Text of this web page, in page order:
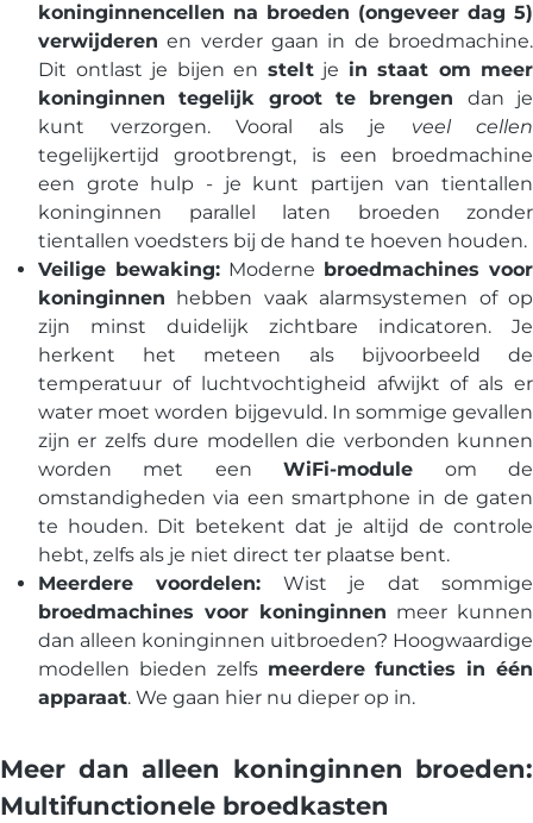
koninginnencellen na broeden (ongeveer dag 5)
verwijderen en verder gaan in de broedmachine.
Dit ontlast je bijen en steltje in staat om meer
koninginnen tegelijk groot te brengen dan je
kunt verzorgen. Vooral als je veel cellen
tegelijkertijd grootbrengt, is een broedmachine
een grote hulp - je kunt partijen van tientallen
koninginnen parallel laten broeden zonder
tientallen voedsters bij de hand te hoeven houden.
Veilige bewaking: Moderne broedmachines voor
koninginnen hebben vaak alarmsystemen of op
zijn minst duidelijk zichtbare indicatoren. Je
herkent het meteen als bijvoorbeeld de
temperatuur of luchtvochtigheid afwijkt of als er
water moet worden bijgevuld. In sommige gevallen
zijn er zelfs dure modellen die verbonden kunnen
worden met eenWiFi-module om de
omstandigheden via een smartphone in de gaten
te houden. Dit betekent dat je altijd de controle
hebt, zelfs als je niet direct ter plaatse bent.
Meerdere voordelen: Wist je dat sommige
broedmachines voor koninginnen meer kunnen
dan alleen koninginnen uitbroeden? Hoogwaardige
modellen bieden zelfs meerdere functies in één
apparaat. We gaan hier nu dieper op in.
Meer dan alleen koninginnen broeden:
Multifunctionele broedkasten